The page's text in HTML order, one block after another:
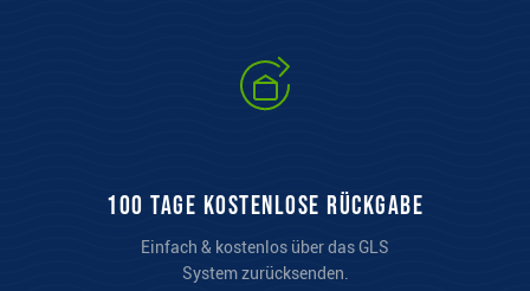
100 Tage kostenlose Rückgabe
Einfach & kostenlos über das GLS
System zurücksenden.